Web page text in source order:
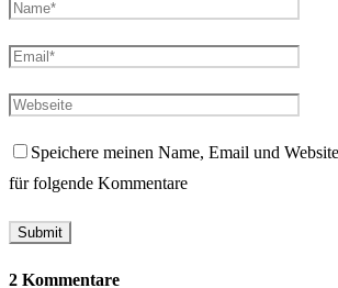
Speichere meinen Name, Email und
für folgende Kommentare
2 Kommentare